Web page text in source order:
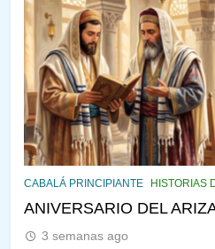
CABALÁ PRINCIPIANTE HISTORIAS
ANIVERSARIO DEL
3 semanas ago
144
¿QUIÉN
VE LO
145
CABALÁ